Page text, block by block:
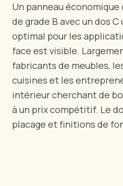
Panneaux de Teck
États-Unis
Union Européenne
🇨🇦 Canada
🇦🇪Moyen-Orient
🇦🇺Australie
🇵🇱Pologne
Un panneau
de grade B avec un dos
optimal pour les
face est visible.
fabricants de meubles,
cuisines et les
intérieur cherchant de
à un prix compétitif. Le
placage et finitions de